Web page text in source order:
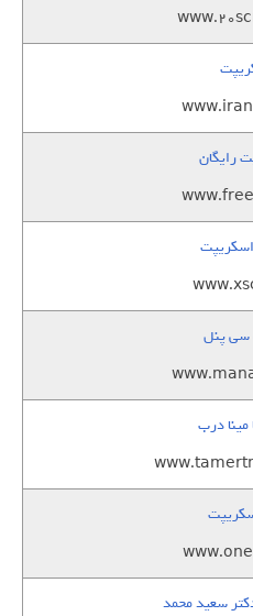
رایگان
پنل
مینا درب
سعید محمد